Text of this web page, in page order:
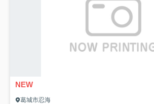
NEW
葛城市忍海